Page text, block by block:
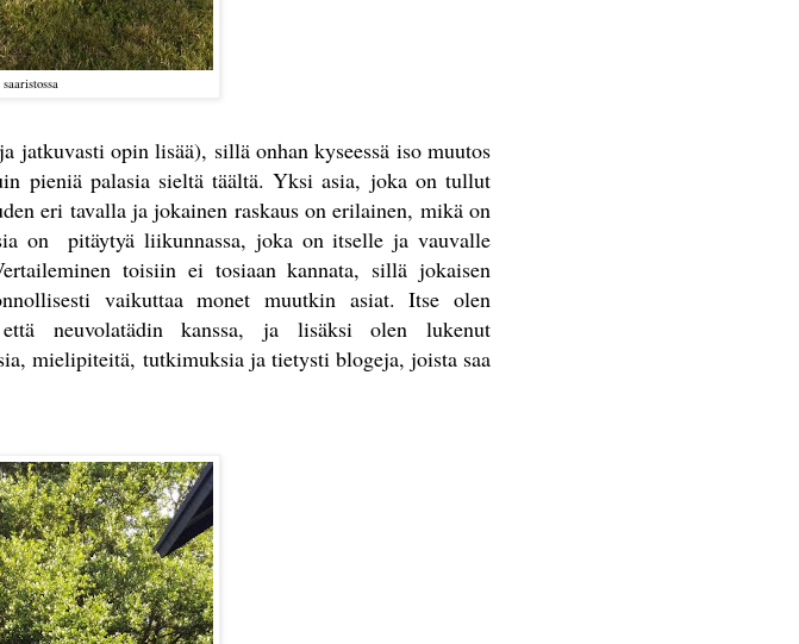
jatkuvasti opin lisää), sillä onhan kyseessä iso muutos
pieniä palasia sieltä täältä. Yksi asia, joka on tullut
eri tavalla ja jokainen raskaus on erilainen, mikä on
on pitäytyä liikunnassa, joka on itselle ja vauvalle
toisiin ei tosiaan kannata, sillä jokaisen
vaikuttaa monet muutkin asiat. Itse olen
neuvolatädin kanssa, ja lisäksi olen lukenut
mielipiteitä, tutkimuksia ja tietysti blogeja, joista saa